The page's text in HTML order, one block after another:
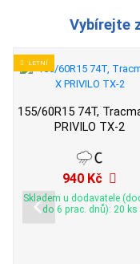
Vybírejte
LETNÍ
155/60R15 74T,
PRIVILO TX-2
940 Kč
Skladem u dodavatele
do 6 prac. dnů): 20 ks